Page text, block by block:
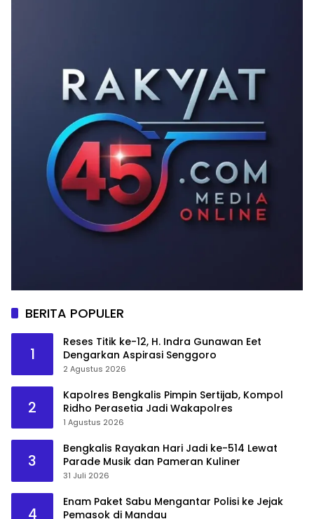
BERITA POPULER
1
Reses Titik ke-12, H. Indra Gunawan Eet
Dengarkan Aspirasi Senggoro
2 Agustus 2026
2
Kapolres Bengkalis Pimpin Sertijab, Kompol
Ridho Perasetia Jadi Wakapolres
1 Agustus 2026
3
Bengkalis Rayakan Hari Jadi ke-514 Lewat
Parade Musik dan Pameran Kuliner
31 Juli 2026
4
Enam Paket Sabu Mengantar Polisi ke Jejak
Pemasok di Mandau